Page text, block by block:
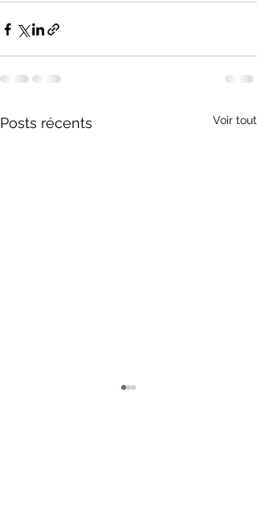
Posts récents Voir tout